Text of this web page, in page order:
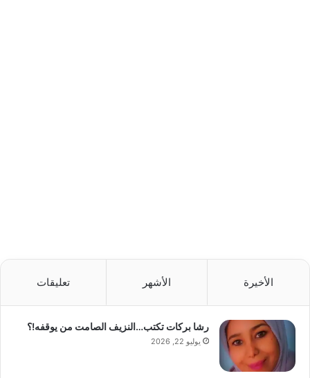
الأخيرة الأشهر تعليقات
رشا بركات تكتب…النزيف الصامت من يوقفه!؟
يوليو 22, 2026